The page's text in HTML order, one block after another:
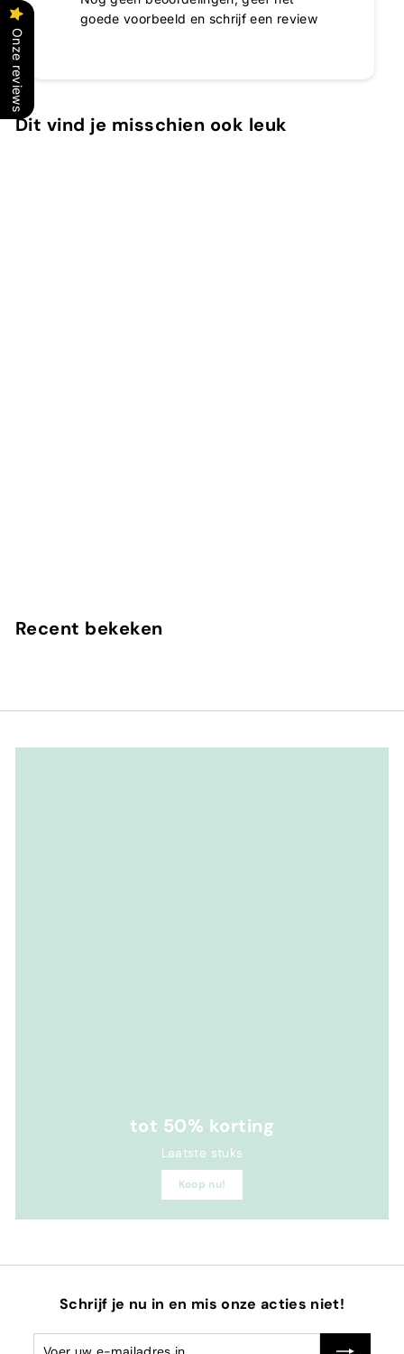
goede voorbeeld en schrijf een review
Dit vind je misschien ook leuk
Recent bekeken
tot 50% korting
Laatste stuks
Koop nu!
Schrijf je nu in en mis onze acties niet!
Voer
Abonneren
Onze reviews